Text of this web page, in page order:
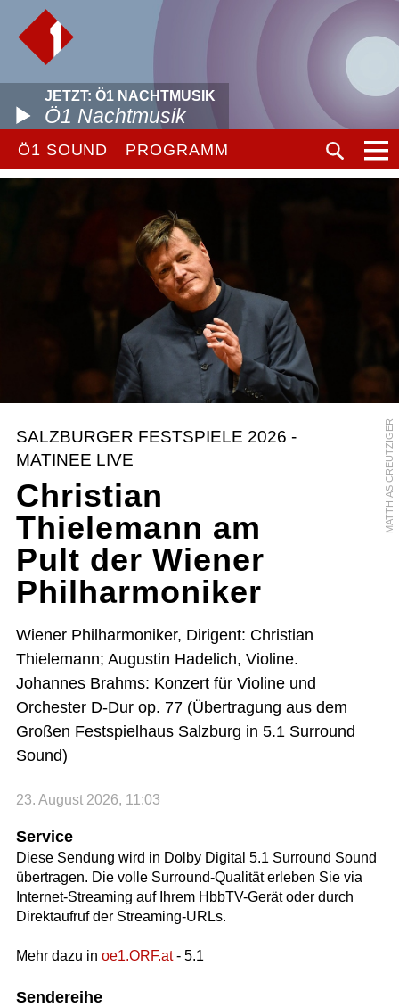
JETZT: Ö1 NACHTMUSIK
Ö1 Nachtmusik
Ö1 SOUND PROGRAMM
MATTHIAS CREUTZIGER
SALZBURGER FESTSPIELE 2026 -
MATINEE LIVE
Christian
Thielemann am
Pult der Wiener
Philharmoniker
Wiener Philharmoniker, Dirigent: Christian
Thielemann; Augustin Hadelich, Violine.
Johannes Brahms: Konzert für Violine und
Orchester D-Dur op. 77 (Übertragung aus dem
Großen Festspielhaus Salzburg in 5.1 Surround
Sound)
23. August 2026, 11:03
Service
Diese Sendung wird in Dolby Digital 5.1 Surround Sound
übertragen. Die volle Surround-Qualität erleben Sie via
Internet-Streaming auf Ihrem HbbTV-Gerät oder durch
Direktaufruf der Streaming-URLs.
Mehr dazu in oe1.ORF.at- 5.1
Sendereihe